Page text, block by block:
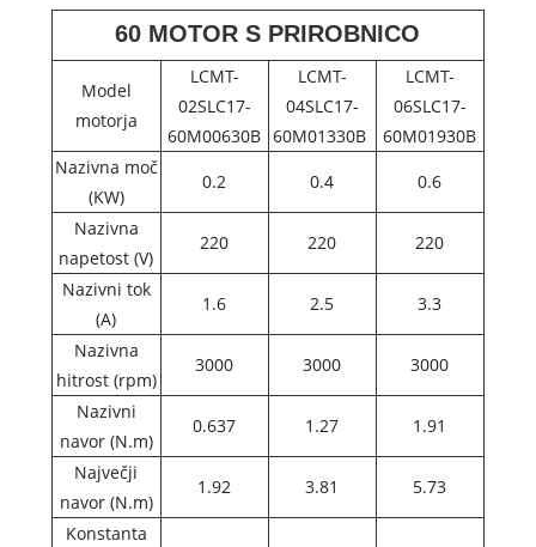
60 MOTOR S PRIROBNICO
Model
motorja
LCMT-
02SLC17-
60M00630B
LCMT-
04SLC17-
60M01330B
LCMT-
06SLC17-
60M01930B
Nazivna moč
(KW)
0.2 0.4 0.6
Nazivna
napetost (V)
220 220 220
Nazivni tok
(A)
1.6 2.5 3.3
Nazivna
hitrost (rpm)
3000 3000 3000
Nazivni
navor (N.m)
0.637 1.27 1.91
Največji
navor (N.m)
1.92 3.81 5.73
Konstanta